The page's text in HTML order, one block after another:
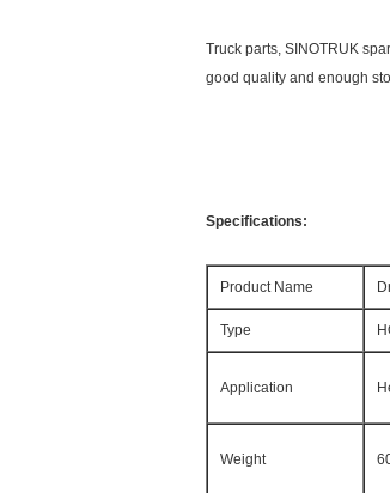
Truck parts, SINOTRUK
good quality and enough
Specifications:
Product Name
Type
Application
Weight